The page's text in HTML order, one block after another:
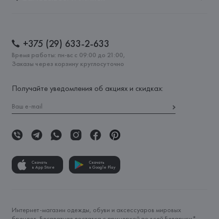
+375 (29) 633-2-633
Время работы: пн-вс с 09:00 до 21:00,
Заказы через корзину круглосуточно
Получайте уведомления об акциях и скидках:
Скачать
в App Store
Скачать
в Google Play
Интернет-магазин одежды, обуви и аксессуаров мировых